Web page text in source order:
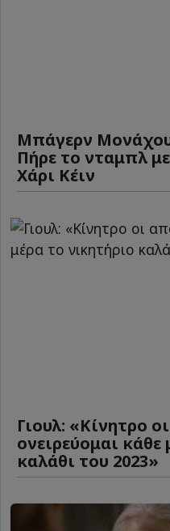
Μπάγερν
Πήρε το νταμπλ
Χάρι Κέιν
Γιουλ: «Κίνητρο
ονειρεύομαι κάθε
καλάθι του 2023»